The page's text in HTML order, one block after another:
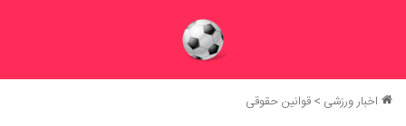
اخبار ورزشی >قوانین حقوقی